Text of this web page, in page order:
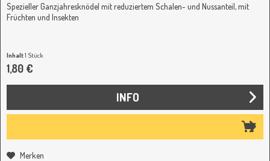
Spezieller Ganzjahresknödel mit reduziertem Schalen- und Nussanteil, mit
Früchten und Insekten
Inhalt1 Stück
1,80 €
INFO
Merken